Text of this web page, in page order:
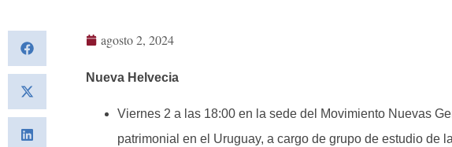
agosto 2, 2024
Nueva Helvecia
Viernes 2 a las 18:00 en la sede del Movimiento Nuevas
patrimonial en el Uruguay, a cargo de grupo de estudio de